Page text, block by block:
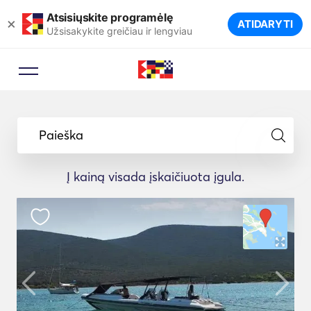
× Atsisiųskite programėlę
Užsisakykite greičiau ir lengviau ATIDARYTI
Paieška
Į kainą visada įskaičiuota įgula.